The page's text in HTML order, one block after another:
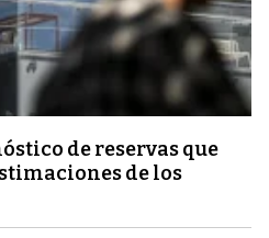
de reservas que
de los